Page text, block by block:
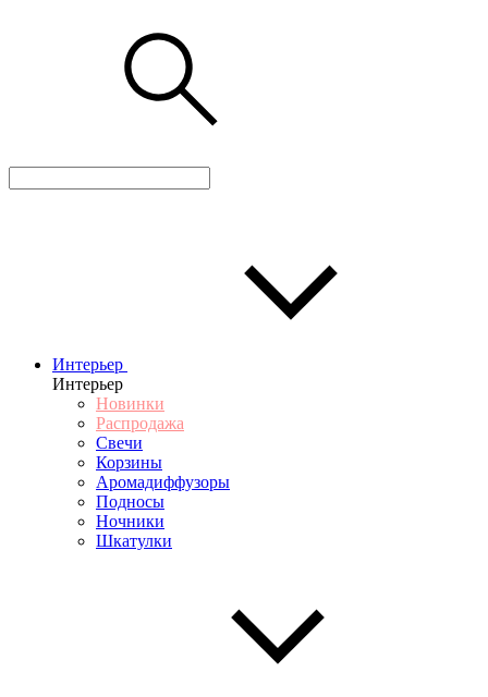
Интерьер
Интерьер
Новинки
Распродажа
Свечи
Корзины
Аромадиффузоры
Подносы
Ночники
Шкатулки